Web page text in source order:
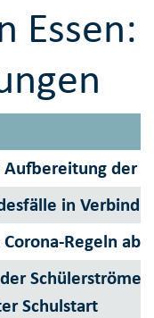
Essen:
der
in
Regeln ab
Schülerströme
Schulstart